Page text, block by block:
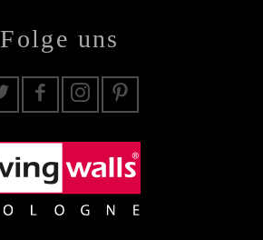
Folge uns